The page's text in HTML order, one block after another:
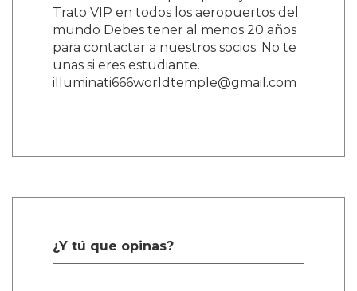
Trato VIP en todos los aeropuertos del
mundo Debes tener al menos 20 años
para contactar a nuestros socios. No te
unas si eres estudiante.
illuminati666worldtemple@gmail.com
¿Y tú que opinas?